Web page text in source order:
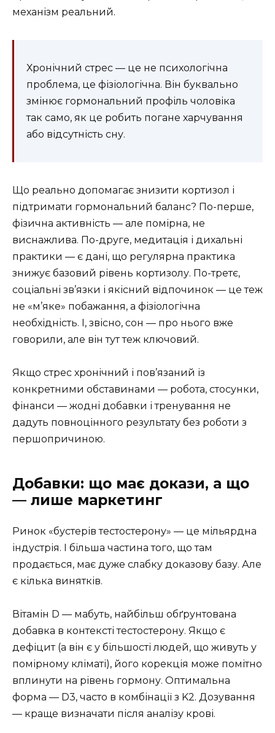
механізм реальний.
Хронічний стрес — це не психологічна
проблема, це фізіологічна. Він буквально
змінює гормональний профіль чоловіка
так само, як це робить погане харчування
або відсутність сну.
Що реально допомагає знизити кортизол і
підтримати гормональний баланс? По-перше,
фізична активність — але помірна, не
виснажлива. По-друге, медитація і дихальні
практики — є дані, що регулярна практика
знижує базовий рівень кортизолу. По-третє,
соціальні зв’язки і якісний відпочинок — це теж
не «м’яке» побажання, а фізіологічна
необхідність. І, звісно, сон — про нього вже
говорили, але він тут теж ключовий.
Якщо стрес хронічний і пов’язаний із
конкретними обставинами — робота, стосунки,
фінанси — жодні добавки і тренування не
дадуть повноцінного результату без роботи з
першопричиною.
Добавки: що має докази, а що
— лише маркетинг
Ринок «бустерів тестостерону» — це мільярдна
індустрія. І більша частина того, що там
продається, має дуже слабку доказову базу. Але
є кілька винятків.
Вітамін D — мабуть, найбільш обґрунтована
добавка в контексті тестостерону. Якщо є
дефіцит (а він є у більшості людей, що живуть у
помірному кліматі), його корекція може помітно
вплинути на рівень гормону. Оптимальна
форма — D3, часто в комбінації з K2. Дозування
— краще визначати після аналізу крові.